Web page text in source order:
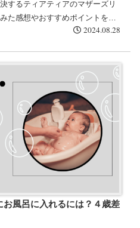
するティアティアのマザーズリ
た感想やおすすめポイントをレ
2024.08.28
風呂に入れるには？４歳差